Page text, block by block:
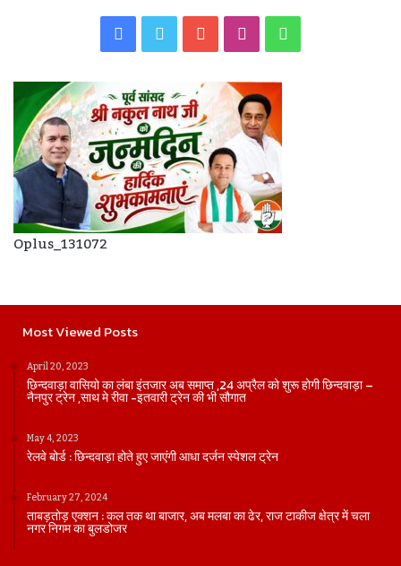
Facebook
Twitter YouTubeInstagram
Oplus_131072
Most Viewed Posts
April 20, 2023
छिन्दवाड़ा वासियो का लंबा इंतजार अब समाप्त ,24 अप्रैल को शुरू होगी छिन्दवाड़ा –
नैनपुर ट्रेन ,साथ मे रीवा -इतवारी ट्रेन की भी सौगात
May 4, 2023
रेलवे बोर्ड : छिन्दवाड़ा होते हुए जाएंगी आधा दर्जन स्पेशल ट्रेन
February 27, 2024
ताबड़तोड़ एक्शन : कल तक था बाजार, अब मलबा का ढेर, राज टाकीज क्षेत्र में चला
नगर निगम का बुलडोजर